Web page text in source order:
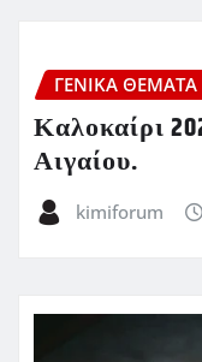
ΓΕΝΙΚΑ ΘΕΜΑΤΑ
Καλοκαίρι
Αιγαίου.
kimiforum